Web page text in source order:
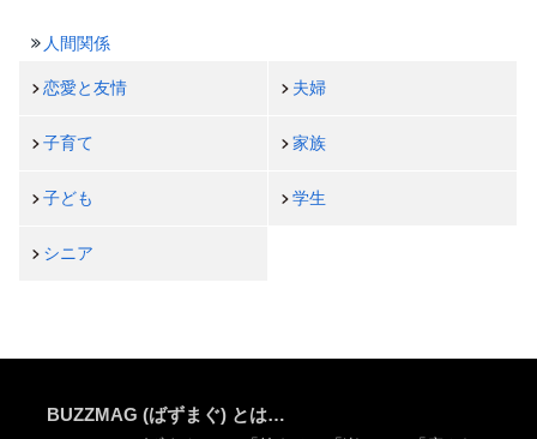
人間関係
恋愛と友情 夫婦
子育て 家族
子ども 学生
シニア
BUZZMAG (ばずまぐ) とは…